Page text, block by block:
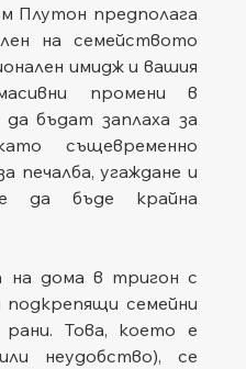
Плутон предполага
на семейството
имидж и вашия
промени в
бъдат заплаха за
същевременно
печалба, угаждане и
да бъде крайна
на дома в тригон с
семейни
Това, което е
неудобство), се